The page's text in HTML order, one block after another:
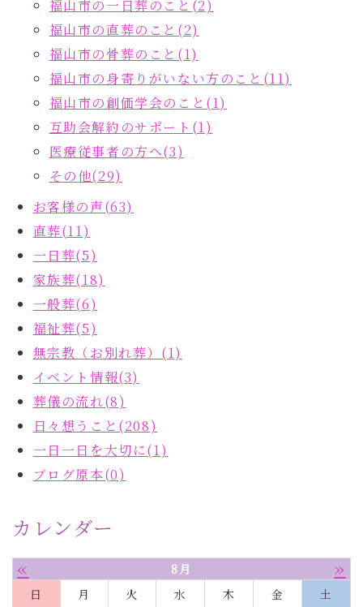
福山市の一日葬のこと(2)
福山市の直葬のこと(2)
福山市の骨葬のこと(1)
福山市の身寄りがいない方のこと(11)
福山市の創価学会のこと(1)
互助会解約のサポート(1)
医療従事者の方へ(3)
その他(29)
お客様の声(63)
直葬(11)
一日葬(5)
家族葬(18)
一般葬(6)
福祉葬(5)
無宗教（お別れ葬）(1)
イベント情報(3)
葬儀の流れ(8)
日々想うこと(208)
一日一日を大切に(1)
ブログ原本(0)
カレンダー
« 8月 »
日 月 火 水 木 金
土